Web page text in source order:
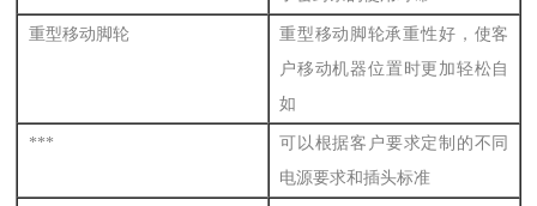
重型移动脚轮
重型移动脚轮承重性好，使客
户移动机器位置时更加轻松自
如
***
可以根据客户要求定制的不同
电源要求和插头标准